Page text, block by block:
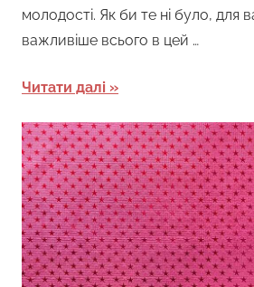
молодості. Як би те ні було, для
важливіше всього в цей …
Читати далі